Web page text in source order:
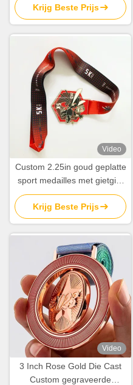
erkenning
Krijg Beste Prijs
Video
Custom 2.25in goud geplatte
sport medailles met gietgiet
3D ontwerp in zink legering
Krijg Beste Prijs
Video
3 Inch Rose Gold Die Cast
Custom gegraveerde